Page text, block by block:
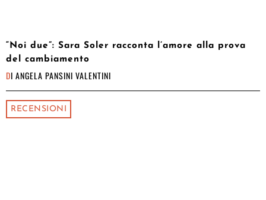
“Noi due”: Sara Soler racconta l’amore alla prova
del cambiamento
DI ANGELA PANSINI VALENTINI
RECENSIONI